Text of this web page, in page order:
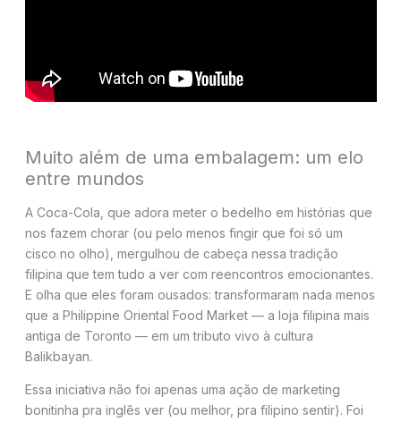
Muito além de uma embalagem: um elo
entre mundos
A Coca-Cola, que adora meter o bedelho em histórias que
nos fazem chorar (ou pelo menos fingir que foi só um
cisco no olho), mergulhou de cabeça nessa tradição
filipina que tem tudo a ver com reencontros emocionantes.
E olha que eles foram ousados: transformaram nada menos
que a Philippine Oriental Food Market — a loja filipina mais
antiga de Toronto — em um tributo vivo à cultura
Balikbayan.
Essa iniciativa não foi apenas uma ação de marketing
bonitinha pra inglês ver (ou melhor, pra filipino sentir). Foi